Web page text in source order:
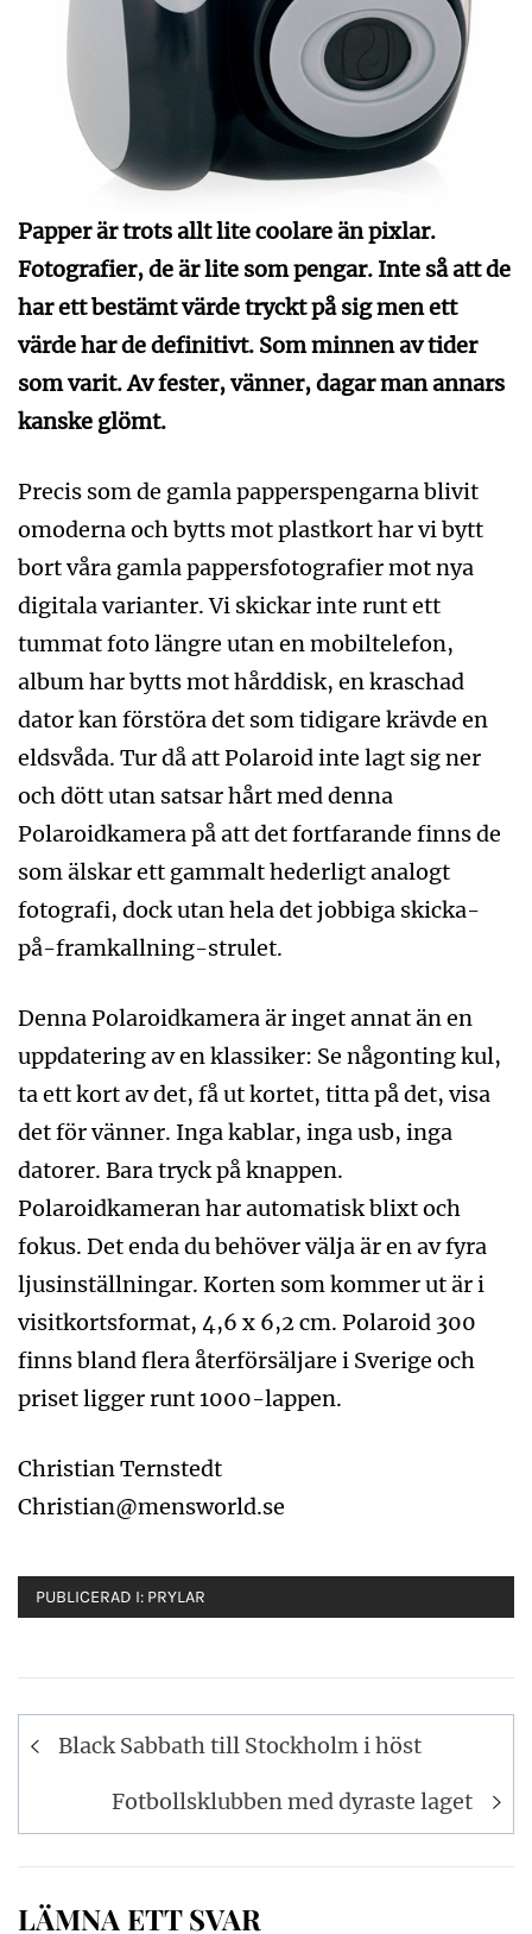
Papper är trots allt lite coolare än pixlar.
Fotografier, de är lite som pengar. Inte så att de
har ett bestämt värde tryckt på sig men ett
värde har de definitivt. Som minnen av tider
som varit. Av fester, vänner, dagar man annars
kanske glömt.
Precis som de gamla papperspengarna blivit
omoderna och bytts mot plastkort har vi bytt
bort våra gamla pappersfotografier mot nya
digitala varianter. Vi skickar inte runt ett
tummat foto längre utan en mobiltelefon,
album har bytts mot hårddisk, en kraschad
dator kan förstöra det som tidigare krävde en
eldsvåda. Tur då att Polaroid inte lagt sig ner
och dött utan satsar hårt med denna
Polaroidkamera på att det fortfarande finns de
som älskar ett gammalt hederligt analogt
fotografi, dock utan hela det jobbiga skicka-
på-framkallning-strulet.
Denna Polaroidkamera är inget annat än en
uppdatering av en klassiker: Se någonting kul,
ta ett kort av det, få ut kortet, titta på det, visa
det för vänner. Inga kablar, inga usb, inga
datorer. Bara tryck på knappen.
Polaroidkameran har automatisk blixt och
fokus. Det enda du behöver välja är en av fyra
ljusinställningar. Korten som kommer ut är i
visitkortsformat, 4,6 x 6,2 cm. Polaroid 300
finns bland flera återförsäljare i Sverige och
priset ligger runt 1000-lappen.
Christian Ternstedt
Christian@mensworld.se
PUBLICERAD I: PRYLAR
Inläggsnavigering
Black Sabbath till Stockholm i höst
Fotbollsklubben med dyraste laget
LÄMNA ETT SVAR